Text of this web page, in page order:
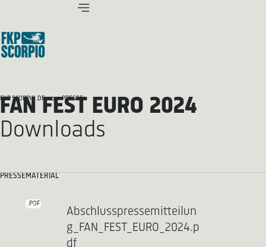
FKP SCORPIO.DE PRESSE
FAN FEST EURO 2024
Downloads
PRESSEMATERIAL
.PDF
Abschlusspressemitteilun
g_FAN_FEST_EURO_2024.p
df